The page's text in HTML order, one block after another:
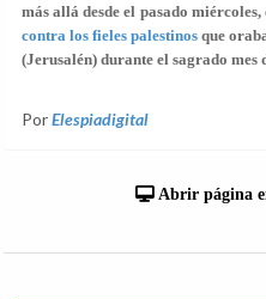
más allá desde el pasado
contra los fieles palestinos que
(Jerusalén) durante el sagrado mes
PorElespiadigital
Abrir página